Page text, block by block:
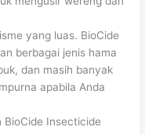
yang luas. BioCide
berbagai jenis hama
dan masih banyak
apabila Anda
BioCide Insecticide